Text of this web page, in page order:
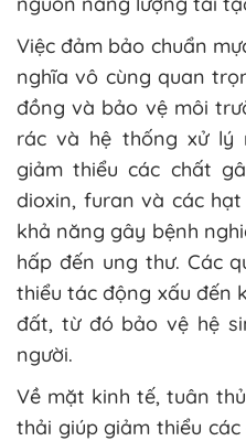
Việc đảm bảo chuẩn
nghĩa vô cùng quan
đồng và bảo vệ môi
rác và hệ thống xử lý
giảm thiểu các chất
dioxin, furan và các
khả năng gây bệnh
hấp đến ung thư. Các
thiểu tác động xấu đến
đất, từ đó bảo vệ hệ
người.
Về mặt kinh tế, tuân
thải giúp giảm thiểu